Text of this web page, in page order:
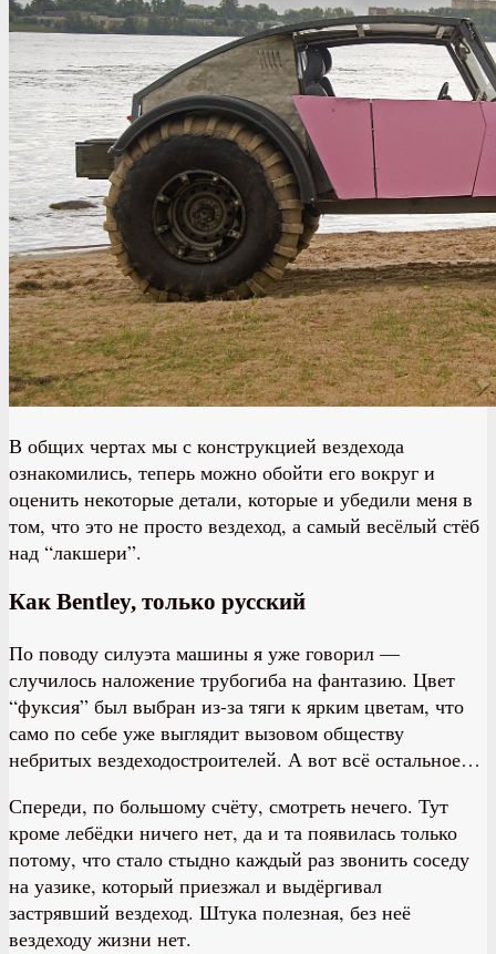
В общих чертах мы с конструкцией вездехода
ознакомились, теперь можно обойти его вокруг и
оценить некоторые детали, которые и убедили меня в
том, что это не просто вездеход, а самый весёлый стёб
над “лакшери”.
Как Bentley, только русский
По поводу силуэта машины я уже говорил —
случилось наложение трубогиба на фантазию. Цвет
“фуксия” был выбран из-за тяги к ярким цветам, что
само по себе уже выглядит вызовом обществу
небритых вездеходостроителей. А вот всё остальное…
Спереди, по большому счёту, смотреть нечего. Тут
кроме лебёдки ничего нет, да и та появилась только
потому, что стало стыдно каждый раз звонить соседу
на уазике, который приезжал и выдёргивал
застрявший вездеход. Штука полезная, без неё
вездеходу жизни нет.